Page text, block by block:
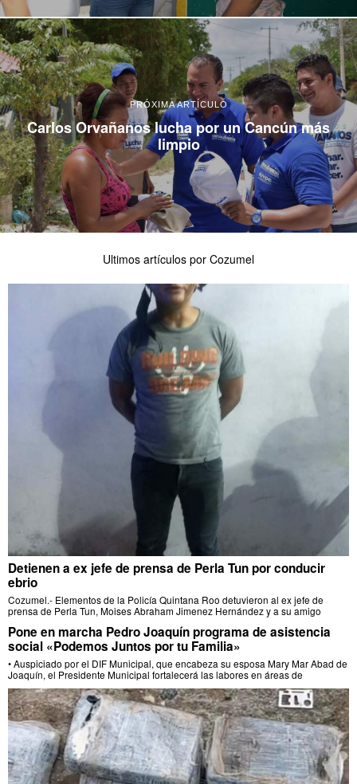
PRÓXIMA ARTÍCULO
Carlos Orvañanos lucha por un Cancún más
limpio
Ultimos artículos por Cozumel
Detienen a ex jefe de prensa de Perla Tun por conducir
ebrio
Cozumel.- Elementos de la Policía Quintana Roo detuvieron al ex jefe de
prensa de Perla Tun, Moises Abraham Jimenez Hernández y a su amigo
Pone en marcha Pedro Joaquín programa de asistencia
social «Podemos Juntos por tu Familia»
• Auspiciado por el DIF Municipal, que encabeza su esposa Mary Mar Abad de
Joaquín, el Presidente Municipal fortalecerá las labores en áreas de